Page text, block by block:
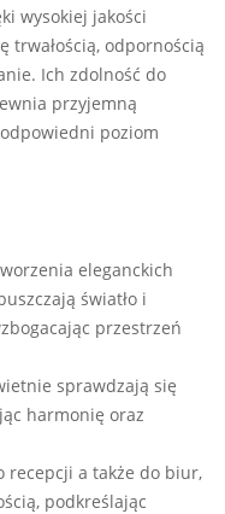
wysokiej jakości
trwałością, odpornością
Ich zdolność do
przyjemną
poziom
eleganckich
światło i
przestrzeń
sprawdzają się
harmonię oraz
recepcji a także do biur,
podkreślając